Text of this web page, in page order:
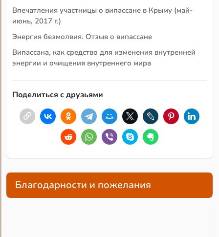
Впечатления участницы о випассане в Крыму (май-
июнь, 2017 г.)
Энергия безмолвия. Отзыв о випассане
Випассана, как средство для изменения внутренней
энергии и очищения внутреннего мира
Поделиться с друзьями
Благодарности и пожелания